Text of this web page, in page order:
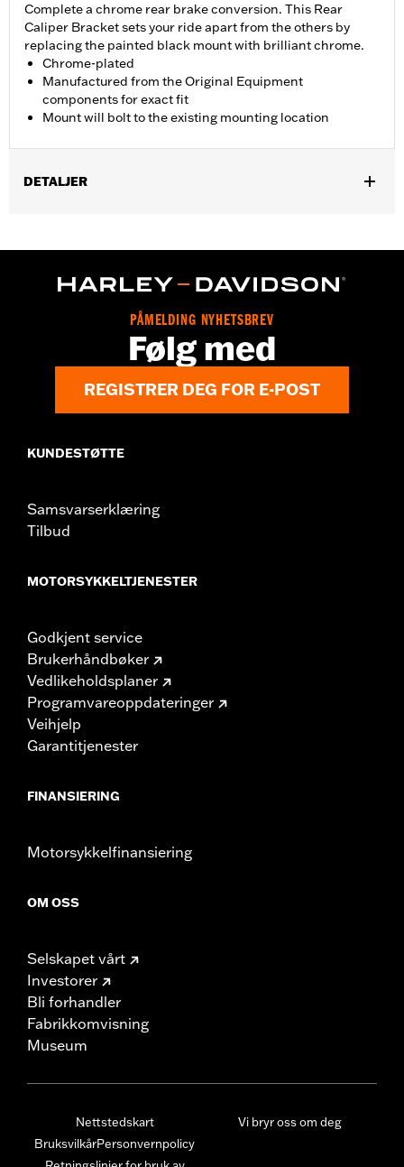
Complete a chrome rear brake conversion. This Rear
Caliper Bracket sets your ride apart from the others by
replacing the painted black mount with brilliant chrome.
Chrome-plated
Manufactured from the Original Equipment
components for exact fit
Mount will bolt to the existing mounting location
DETALJER
Sold In Units:Each
Mounting bracket only
1 year limited warranty – Go to
for full details
PÅMELDING NYHETSBREV
Følg med
REGISTRER DEG FOR E-POST
KUNDESTØTTE
Samsvarserklæring
Tilbud
MOTORSYKKELTJENESTER
Godkjent service
Brukerhåndbøker
Vedlikeholdsplaner
Programvareoppdateringer
Veihjelp
Garantitjenester
FINANSIERING
Motorsykkelfinansiering
OM OSS
Selskapet vårt
Investorer
Bli forhandler
Fabrikkomvisning
Museum
Nettstedskart
BruksvilkårPersonvernpolicy
Vi bryr oss om deg